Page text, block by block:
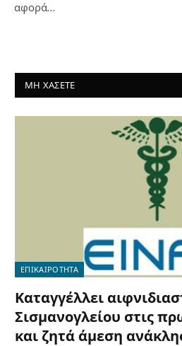
αφορά…
ΜΗ ΧΑΣΕΤΕ
ΕΠΙΚΑΙΡΟΤΗΤΑ
Καταγγέλλει
Σισμανογλείου στις
και ζητά άμεση